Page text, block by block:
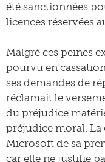
été sanctionnées
licences réservées
Malgré ces peines
pourvu en
ses demandes de
réclamait le
du préjudice
préjudice moral. La
Microsoft de sa
car elle ne justifie